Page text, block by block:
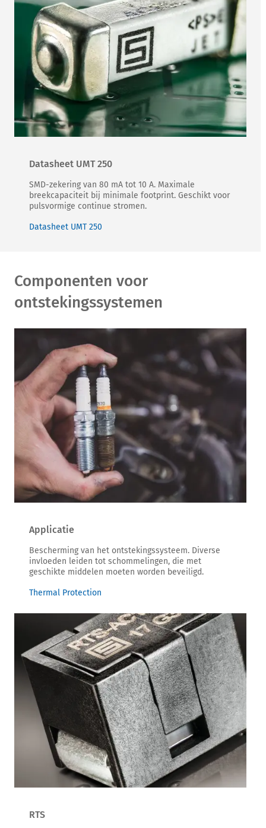
Datasheet UMT 250
SMD-zekering van 80 mA tot 10 A. Maximale
breekcapaciteit bij minimale footprint. Geschikt voor
pulsvormige continue stromen.
Datasheet UMT 250
Componenten voor
ontstekingssystemen
Applicatie
Bescherming van het ontstekingssysteem. Diverse
invloeden leiden tot schommelingen, die met
geschikte middelen moeten worden beveiligd.
Thermal Protection
RTS